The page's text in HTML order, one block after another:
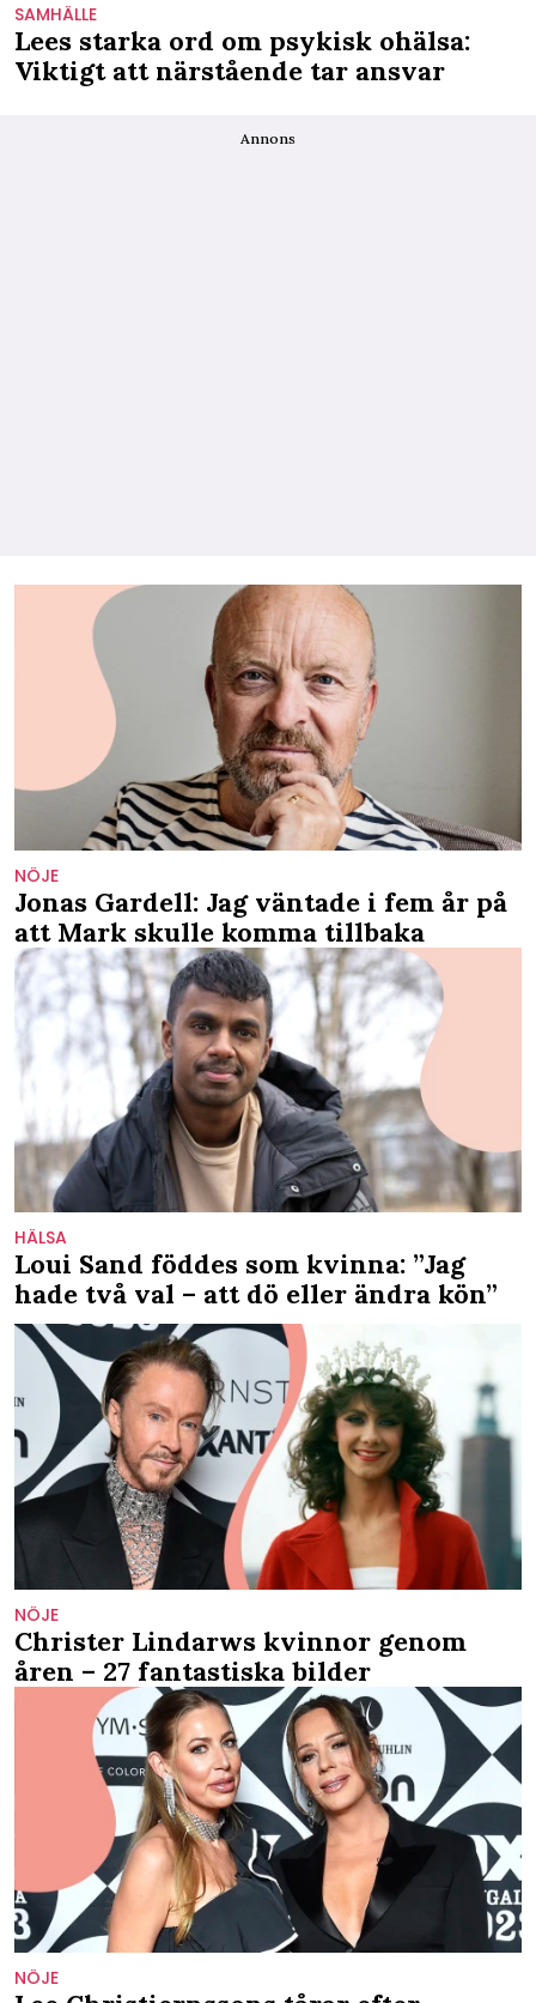
SAMHÄLLE
Lees starka ord om psykisk ohälsa:
Viktigt att närstående tar ansvar
Annons
NÖJE
Jonas Gardell: Jag väntade i fem år på
att Mark skulle komma tillbaka
HÄLSA
Loui Sand föddes som kvinna: ”Jag
hade två val – att dö eller ändra kön”
NÖJE
Christer Lindarws kvinnor genom
åren – 27 fantastiska bilder
NÖJE